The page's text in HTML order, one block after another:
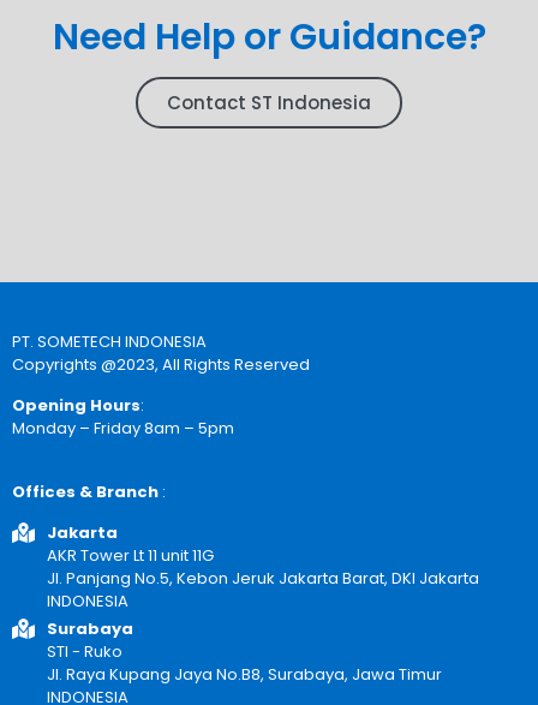
Need Help or Guidance?
Contact ST Indonesia
PT. SOMETECH INDONESIA
Copyrights @2023, All Rights Reserved
Opening Hours:
Monday – Friday 8am – 5pm
Offices & Branch :
Jakarta
AKR Tower Lt 11 unit 11G
Jl. Panjang No.5, Kebon Jeruk Jakarta Barat, DKI Jakarta
INDONESIA
Surabaya
STI - Ruko
Jl. Raya Kupang Jaya No.B8, Surabaya, Jawa Timur
INDONESIA